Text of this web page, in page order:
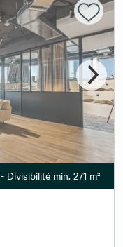
- Divisibilité min. 271 m²